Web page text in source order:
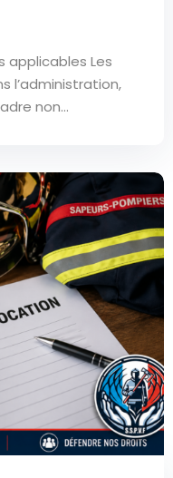
applicables Les
l’administration,
non...